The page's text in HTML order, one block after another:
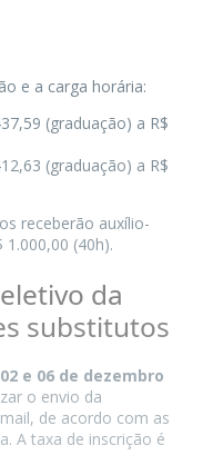
e a carga horária:
(graduação) a R$
(graduação) a R$
receberão auxílio-
(40h).
da
substitutos
02 e 06 de dezembro
o envio da
de acordo com as
A taxa de inscrição é